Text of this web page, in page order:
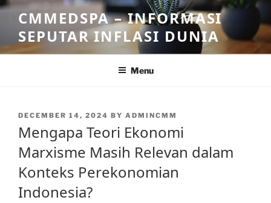
Skip
content
CMMEDSPA – INFORMASI
SEPUTAR INFLASI DUNIA
Menu
POSTED
DECEMBER 14, 2024 BY ADMINCMM
Mengapa Teori Ekonomi
Marxisme Masih Relevan dalam
Konteks Perekonomian
Indonesia?